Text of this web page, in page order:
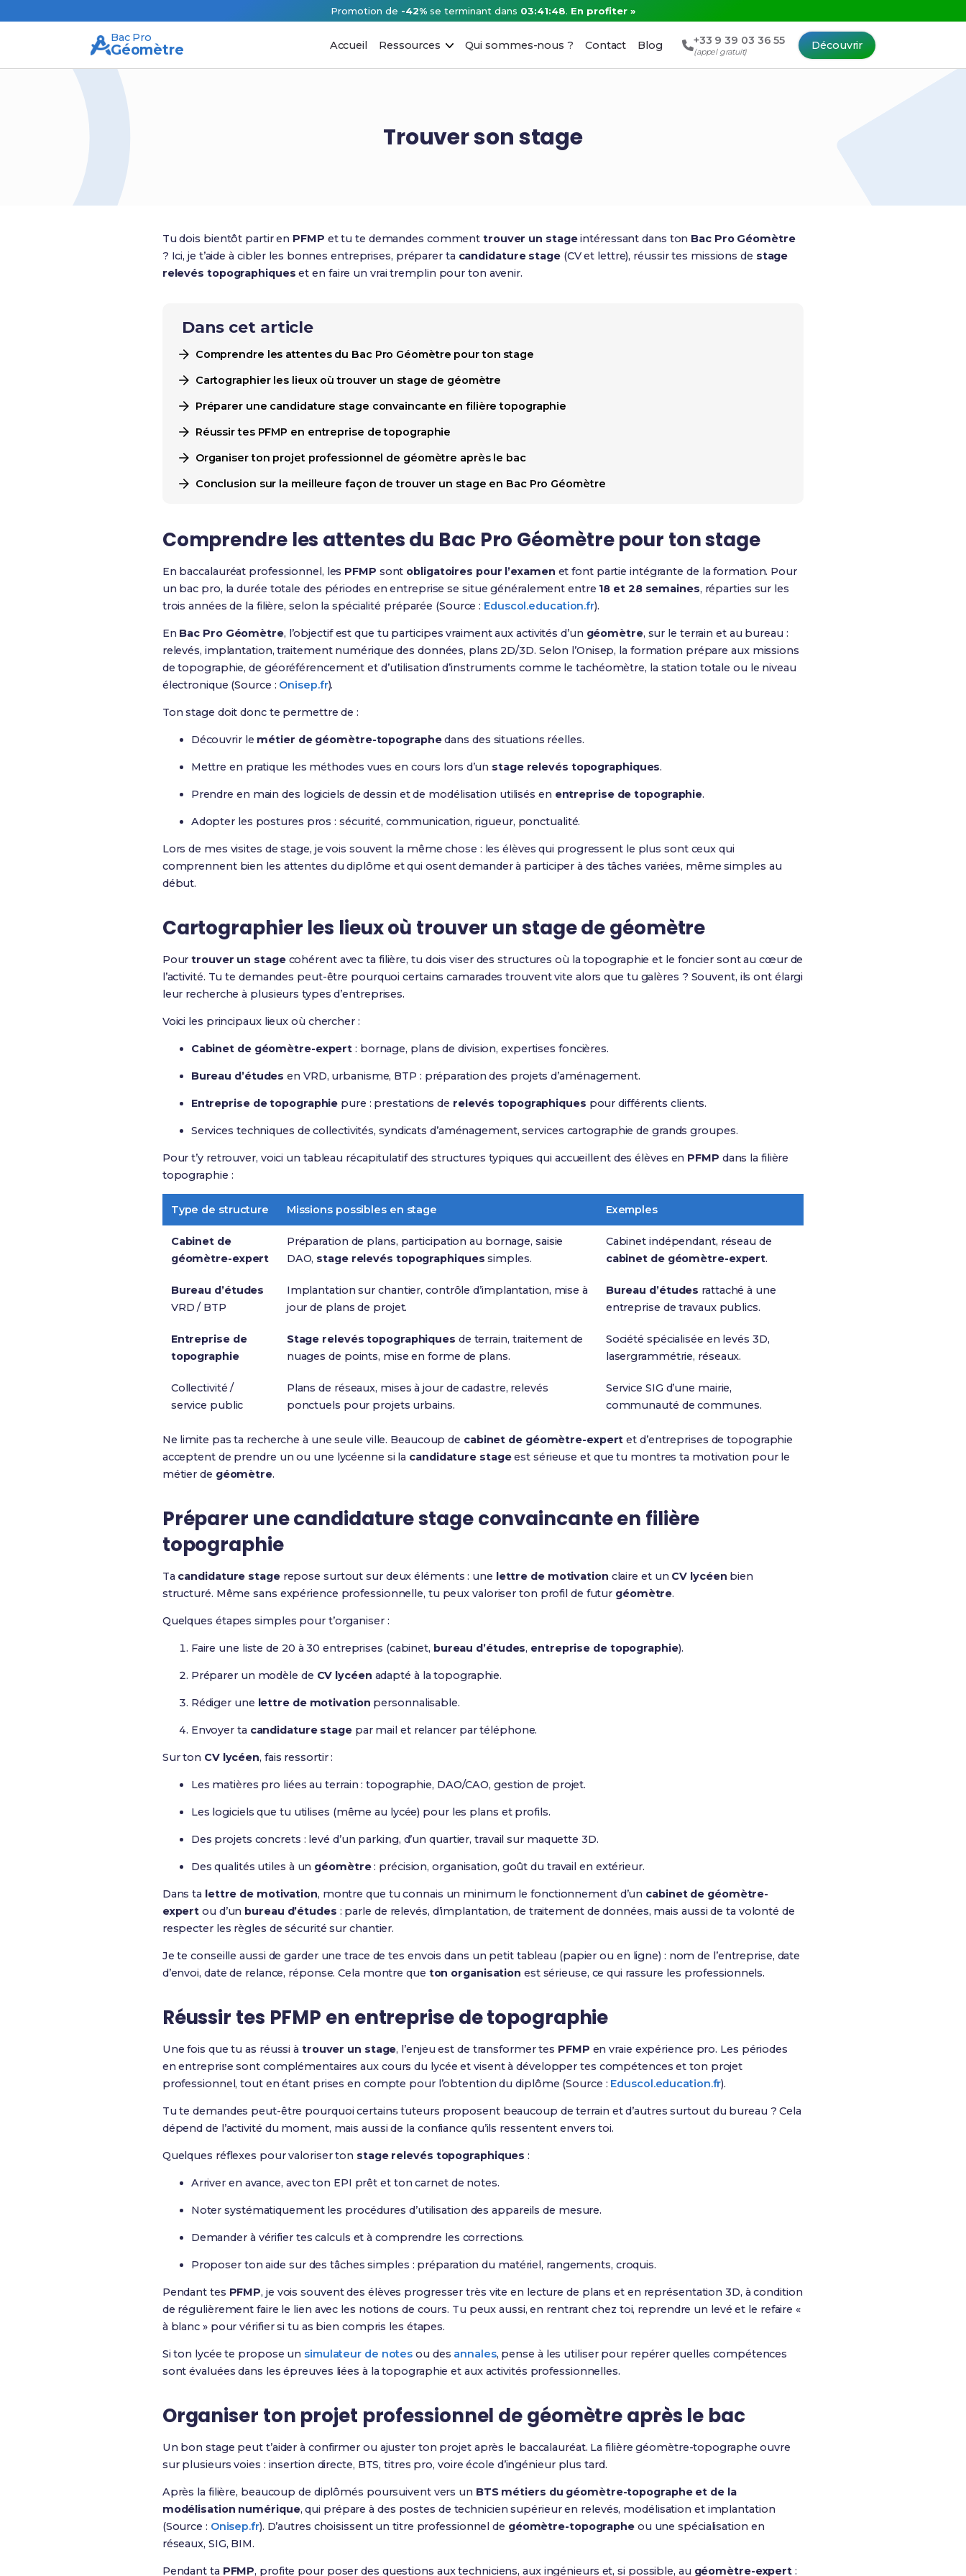
Promotion de -42% se terminant dans 03:41:47. En profiter »
Bac Pro
Géomètre Accueil Ressources Qui sommes-nous ? Contact Blog +33 9 39 03 36 55
(appel gratuit)
Découvrir
Trouver son stage
Tu dois bientôt partir en PFMP et tu te demandes commenttrouver un stageintéressant dans ton Bac Pro Géomètre
? Ici, je t’aide à cibler les bonnes entreprises, préparer ta candidature stage(CV et lettre), réussir tes missions de stage
relevés topographiques et en faire un vrai tremplin pour ton avenir.
Dans cet article
Comprendre les attentes du Bac Pro Géomètre pour ton stage
Cartographier les lieux où trouver un stage de géomètre
Préparer une candidature stage convaincante en filière topographie
Réussir tes PFMP en entreprise de topographie
Organiser ton projet professionnel de géomètre après le bac
Conclusion sur la meilleure façon de trouver un stage en Bac Pro Géomètre
Comprendre les attentes du Bac Pro Géomètre pour ton stage
En baccalauréat professionnel, les PFMP sont obligatoires pour l’examen et font partie intégrante de la formation. Pour
un bac pro, la durée totale des périodes en entreprise se situe généralement entre 18 et 28 semaines, réparties sur les
trois années de la filière, selon la spécialité préparée (Source : Eduscol.education.fr).
En Bac Pro Géomètre, l’objectif est que tu participes vraiment aux activités d’un géomètre, sur le terrain et au bureau :
relevés, implantation, traitement numérique des données, plans 2D/3D. Selon l’Onisep, la formation prépare aux missions
de topographie, de géoréférencement et d’utilisation d’instruments comme le tachéomètre, la station totale ou le niveau
électronique (Source : Onisep.fr).
Ton stage doit donc te permettre de :
Découvrir le métier de géomètre-topographedans des situations réelles.
Mettre en pratique les méthodes vues en cours lors d’un stage relevés topographiques.
Prendre en main des logiciels de dessin et de modélisation utilisés en entreprise de topographie.
Adopter les postures pros : sécurité, communication, rigueur, ponctualité.
Lors de mes visites de stage, je vois souvent la même chose : les élèves qui progressent le plus sont ceux qui
comprennent bien les attentes du diplôme et qui osent demander à participer à des tâches variées, même simples au
début.
Cartographier les lieux où trouver un stage de géomètre
Pourtrouver un stagecohérent avec ta filière, tu dois viser des structures où la topographie et le foncier sont au cœur de
l’activité. Tu te demandes peut-être pourquoi certains camarades trouvent vite alors que tu galères ? Souvent, ils ont élargi
leur recherche à plusieurs types d’entreprises.
Voici les principaux lieux où chercher :
Cabinet de géomètre-expert : bornage, plans de division, expertises foncières.
Bureau d’études en VRD, urbanisme, BTP : préparation des projets d’aménagement.
Entreprise de topographie pure : prestations de relevés topographiques pour différents clients.
Services techniques de collectivités, syndicats d’aménagement, services cartographie de grands groupes.
Pour t’y retrouver, voici un tableau récapitulatif des structures typiques qui accueillent des élèves en PFMP dans la filière
topographie :
Type de structure Missions possibles en stage Exemples
Cabinet de
géomètre-expert
Préparation de plans, participation au bornage, saisie
DAO, stage relevés topographiques simples.
Cabinet indépendant, réseau de
cabinet de géomètre-expert.
Bureau d’études
VRD / BTP
Implantation sur chantier, contrôle d’implantation, mise à
jour de plans de projet.
Bureau d’études rattaché à une
entreprise de travaux publics.
Entreprise de
topographie
Stage relevés topographiques de terrain, traitement de
nuages de points, mise en forme de plans.
Société spécialisée en levés 3D,
lasergrammétrie, réseaux.
Collectivité /
service public
Plans de réseaux, mises à jour de cadastre, relevés
ponctuels pour projets urbains.
Service SIG d’une mairie,
communauté de communes.
Ne limite pas ta recherche à une seule ville. Beaucoup de cabinet de géomètre-expert et d’entreprises de topographie
acceptent de prendre un ou une lycéenne si la candidature stageest sérieuse et que tu montres ta motivation pour le
métier de géomètre.
Préparer une candidature stage convaincante en filière
topographie
Ta candidature stagerepose surtout sur deux éléments : une lettre de motivation claire et un CV lycéen bien
structuré. Même sans expérience professionnelle, tu peux valoriser ton profil de futur géomètre.
Quelques étapes simples pour t’organiser :
Faire une liste de 20 à 30 entreprises (cabinet, bureau d’études, entreprise de topographie).
Préparer un modèle de CV lycéen adapté à la topographie.
Rédiger une lettre de motivation personnalisable.
Envoyer ta candidature stagepar mail et relancer par téléphone.
Sur ton CV lycéen, fais ressortir :
Les matières pro liées au terrain : topographie, DAO/CAO, gestion de projet.
Les logiciels que tu utilises (même au lycée) pour les plans et profils.
Des projets concrets : levé d’un parking, d’un quartier, travail sur maquette 3D.
Des qualités utiles à un géomètre: précision, organisation, goût du travail en extérieur.
Dans ta lettre de motivation, montre que tu connais un minimum le fonctionnement d’un cabinet de géomètre-
expert ou d’un bureau d’études : parle de relevés, d’implantation, de traitement de données, mais aussi de ta volonté de
respecter les règles de sécurité sur chantier.
Je te conseille aussi de garder une trace de tes envois dans un petit tableau (papier ou en ligne) : nom de l’entreprise, date
d’envoi, date de relance, réponse. Cela montre que ton organisation est sérieuse, ce qui rassure les professionnels.
Réussir tes PFMP en entreprise de topographie
Une fois que tu as réussi à trouver un stage, l’enjeu est de transformer tes PFMP en vraie expérience pro. Les périodes
en entreprise sont complémentaires aux cours du lycée et visent à développer tes compétences et ton projet
professionnel, tout en étant prises en compte pour l’obtention du diplôme (Source : Eduscol.education.fr).
Tu te demandes peut-être pourquoi certains tuteurs proposent beaucoup de terrain et d’autres surtout du bureau ? Cela
dépend de l’activité du moment, mais aussi de la confiance qu’ils ressentent envers toi.
Quelques réflexes pour valoriser ton stage relevés topographiques :
Arriver en avance, avec ton EPI prêt et ton carnet de notes.
Noter systématiquement les procédures d’utilisation des appareils de mesure.
Demander à vérifier tes calculs et à comprendre les corrections.
Proposer ton aide sur des tâches simples : préparation du matériel, rangements, croquis.
Pendant tes PFMP, je vois souvent des élèves progresser très vite en lecture de plans et en représentation 3D, à condition
de régulièrement faire le lien avec les notions de cours. Tu peux aussi, en rentrant chez toi, reprendre un levé et le refaire «
à blanc » pour vérifier si tu as bien compris les étapes.
Si ton lycée te propose un simulateur de notes ou des annales, pense à les utiliser pour repérer quelles compétences
sont évaluées dans les épreuves liées à la topographie et aux activités professionnelles.
Organiser ton projet professionnel de géomètre après le bac
Un bon stage peut t’aider à confirmer ou ajuster ton projet après le baccalauréat. La filière géomètre-topographe ouvre
sur plusieurs voies : insertion directe, BTS, titres pro, voire école d’ingénieur plus tard.
Après la filière, beaucoup de diplômés poursuivent vers un BTS métiers du géomètre-topographe et de la
modélisation numérique, qui prépare à des postes de technicien supérieur en relevés, modélisation et implantation
(Source : Onisep.fr). D’autres choisissent un titre professionnel de géomètre-topographeou une spécialisation en
réseaux, SIG, BIM.
Pendant ta PFMP, profite pour poser des questions aux techniciens, aux ingénieurs et, si possible, au géomètre-expert :